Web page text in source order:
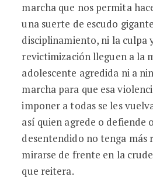
marcha que nos permita
una suerte de escudo
disciplinamiento, ni la culpa
revictimización lleguen a la
adolescente agredida ni a
marcha para que esa
imponer a todas se les
así quien agrede o defiende
desentendido no tenga más
mirarse de frente en la
que reitera.